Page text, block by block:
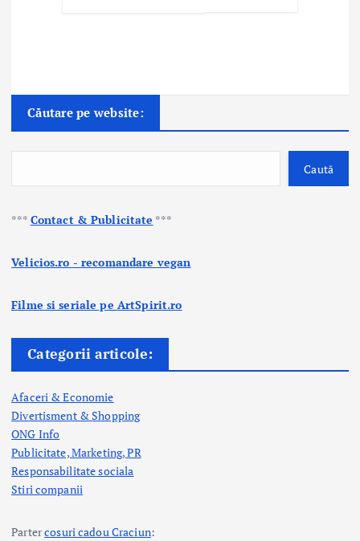
Căutare pe website:
Caută
*** Contact & Publicitate ***
Velicios.ro - recomandare vegan
Filme si seriale pe ArtSpirit.ro
Categorii articole:
Afaceri & Economie
Divertisment & Shopping
ONG Info
Publicitate, Marketing, PR
Responsabilitate sociala
Stiri companii
Partercosuri cadou Craciun: